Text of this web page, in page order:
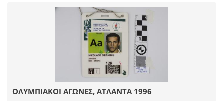
ΟΛΥΜΠΙΑΚΟΙ ΑΓΩΝΕΣ, ΑΤΛΑΝΤΑ 1996